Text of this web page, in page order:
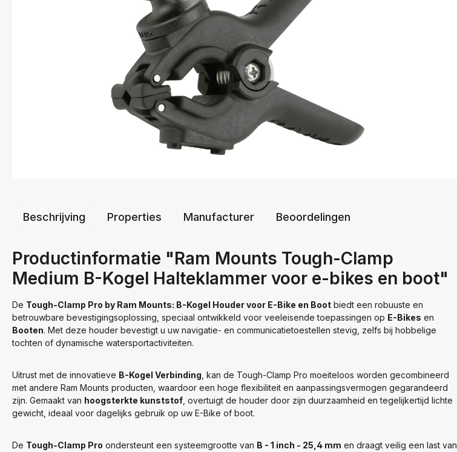
Beschrijving Properties Manufacturer Beoordelingen
Productinformatie "Ram Mounts Tough-Clamp
Medium B-Kogel Halteklammer voor e-bikes en boot"
De Tough-Clamp Pro by Ram Mounts: B-Kogel Houder voor E-Bike en Boot biedt een robuuste en
betrouwbare bevestigingsoplossing, speciaal ontwikkeld voor veeleisende toepassingen op E-Bikes en
Booten. Met deze houder bevestigt u uw navigatie- en communicatietoestellen stevig, zelfs bij hobbelige
tochten of dynamische watersportactiviteiten.
Uitrust met de innovatieve B-Kogel Verbinding , kan de Tough-Clamp Pro moeiteloos worden gecombineerd
met andere Ram Mounts producten, waardoor een hoge flexibiliteit en aanpassingsvermogen gegarandeerd
zijn. Gemaakt van hoogsterkte kunststof , overtuigt de houder door zijn duurzaamheid en tegelijkertijd lichte
gewicht, ideaal voor dagelijks gebruik op uw E-Bike of boot.
De Tough-Clamp Pro ondersteunt een systeemgrootte van B - 1 inch - 25,4 mm en draagt veilig een last van